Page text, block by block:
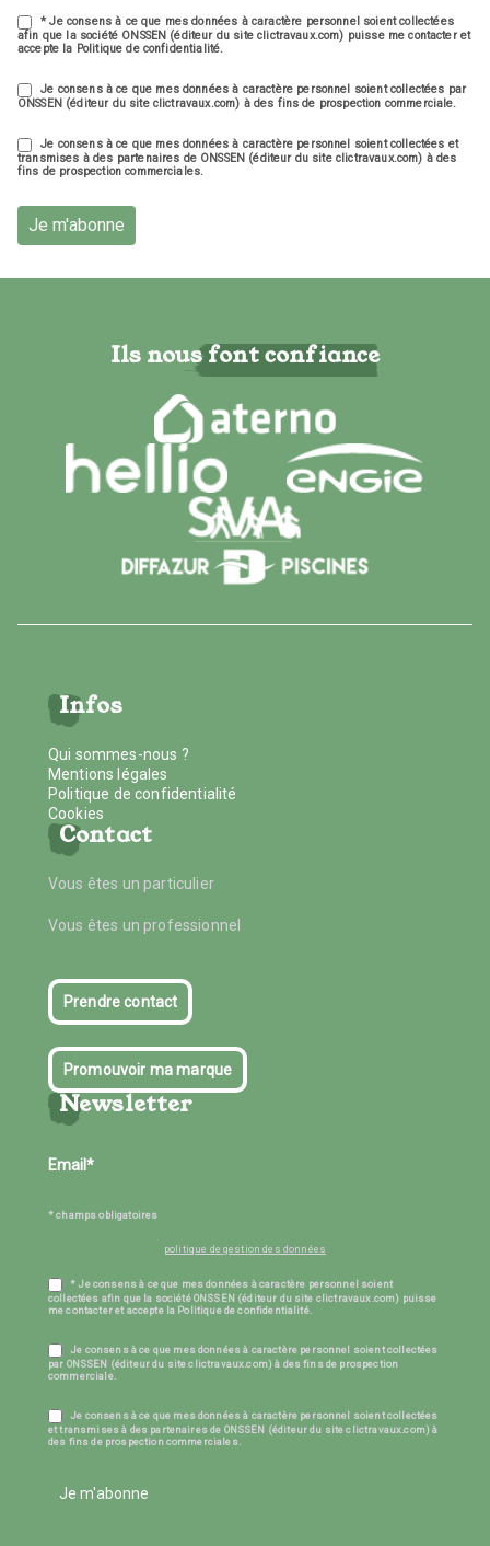
* Je consens à ce que mes données à caractère personnel soient collectées
afin que la société ONSSEN (éditeur du site clictravaux.com) puisse me contacter et
accepte la Politique de confidentialité.
Je consens à ce que mes données à caractère personnel soient collectées par
ONSSEN (éditeur du site clictravaux.com) à des fins de prospection commerciale.
Je consens à ce que mes données à caractère personnel soient collectées et
transmises à des partenaires de ONSSEN (éditeur du site clictravaux.com) à des
fins de prospection commerciales.
Je m'abonne
Ils nous font confiance
Infos
Qui sommes-nous ?
Mentions légales
Politique de confidentialité
Cookies
Contact
Vous êtes un particulier
Vous êtes un professionnel
Prendre contact
Promouvoir ma marque
Newsletter
* champs obligatoires
politique de gestion des données
* Je consens à ce que mes données à caractère personnel soient
collectées afin que la société ONSSEN (éditeur du site clictravaux.com) puisse
me contacter et accepte la Politique de confidentialité.
Je consens à ce que mes données à caractère personnel soient collectées
par ONSSEN (éditeur du site clictravaux.com) à des fins de prospection
commerciale.
Je consens à ce que mes données à caractère personnel soient collectées
et transmises à des partenaires de ONSSEN (éditeur du site clictravaux.com) à
des fins de prospection commerciales.
Je m'abonne